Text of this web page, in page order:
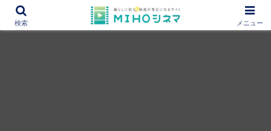
12000作品を紹介！あなたの映画図書館『MIHOシネマ』
検索 メニュー